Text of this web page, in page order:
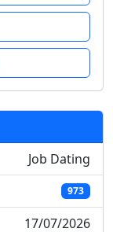
Job Dating
973
17/07/2026